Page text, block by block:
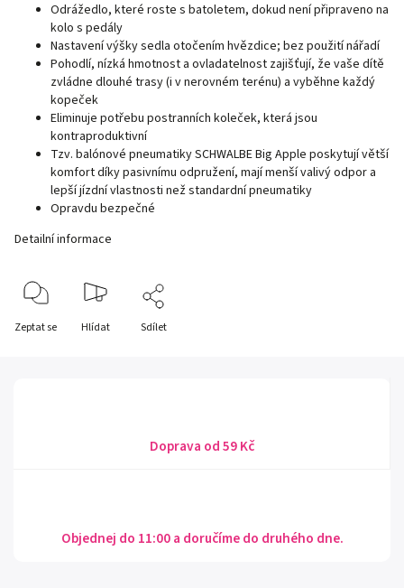
Odrážedlo, které roste s batoletem, dokud není připraveno na
kolo s pedály
Nastavení výšky sedla otočením hvězdice; bez použití nářadí
Pohodlí, nízká hmotnost a ovladatelnost zajišťují, že vaše dítě
zvládne dlouhé trasy (i v nerovném terénu) a vyběhne každý
kopeček
Eliminuje potřebu postranních koleček, která jsou
kontraproduktivní
Tzv. balónové pneumatiky SCHWALBE Big Apple poskytují větší
komfort díky pasivnímu odpružení, mají menší valivý odpor a
lepší jízdní vlastnosti než standardní pneumatiky
Opravdu bezpečné
Detailní informace
Zeptat se Hlídat Sdílet
Doprava od 59 Kč
Objednej do 11:00 a doručíme do druhého dne.